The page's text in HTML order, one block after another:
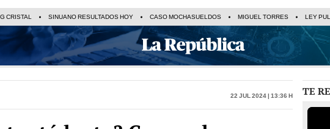
CRISTAL SINUANO RESULTADOS HOY CASO MOCHASUELDOS MIGUEL TORRES LEY
22 Jul 2024 | 13:36 h TE